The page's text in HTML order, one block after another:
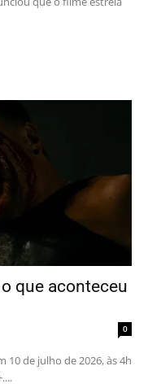
que aconteceu
0
10 de julho de 2026, às 4h